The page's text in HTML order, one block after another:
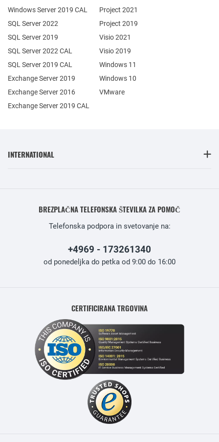
Exchange Server 2019
Exchange Server 2016
SQL Server 2022
SQL Server 2019
Windows Server 2019 CAL
SQL Server 2022 CAL
SQL Server 2019 CAL
Exchange Server 2019 CAL
Project 2021
Project 2019
Visio 2021
Visio 2019
Windows 11
Windows 10
VMware
INTERNATIONAL
BREZPLAČNA TELEFONSKA ŠTEVILKA ZA POMOČ
Telefonska podpora in svetovanje na:
+4969 - 173261340
od ponedeljka do petka od 9:00 do 16:00
CERTIFICIRANA TRGOVINA